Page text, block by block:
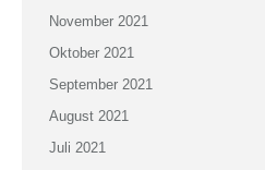
November 2021
Oktober 2021
September 2021
August 2021
Juli 2021